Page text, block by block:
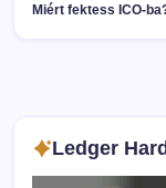
Miért fektess ICO-
Ledger